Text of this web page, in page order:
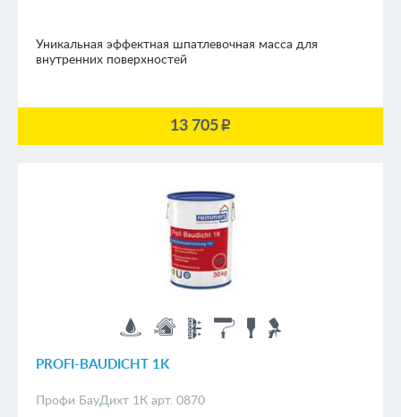
Уникальная эффектная шпатлевочная масса для
внутренних поверхностей
13 705p
PROFI-BAUDICHT 1K
Профи БауДихт 1К арт. 0870